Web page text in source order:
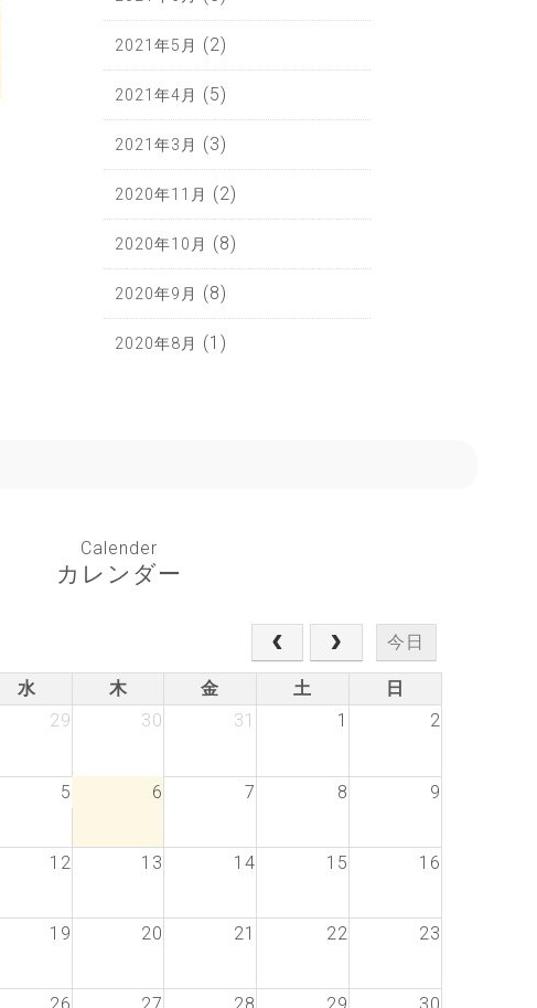
2021年5月 (2)
2021年4月 (5)
2021年3月 (3)
2020年11月 (2)
2020年10月 (8)
2020年9月 (8)
2020年8月 (1)
Calender
カレンダー
今日
水 木 金 土
日
29 30 31 1 2
5 6 7 8 9
12 13 14 15 16
19 20 21 22 23